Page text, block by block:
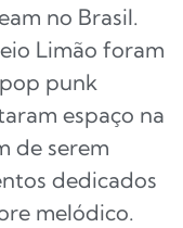
no Brasil.
Limão foram
punk
espaço na
de serem
dedicados
melódico.